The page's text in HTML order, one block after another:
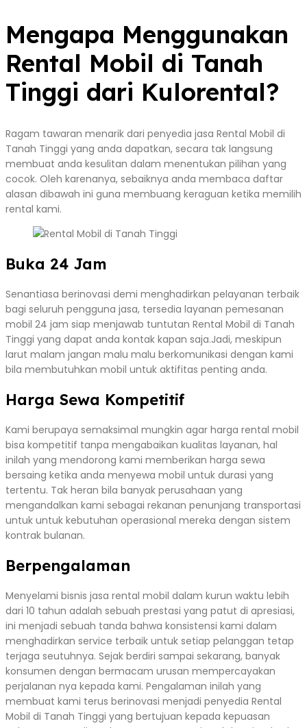
Mengapa Menggunakan
Rental Mobil di Tanah
Tinggi dari Kulorental?
Ragam tawaran menarik dari penyedia jasa Rental Mobil di
Tanah Tinggi yang anda dapatkan, secara tak langsung
membuat anda kesulitan dalam menentukan pilihan yang
cocok. Oleh karenanya, sebaiknya anda membaca daftar
alasan dibawah ini guna membuang keraguan ketika memilih
rental kami.
Buka 24 Jam
Senantiasa berinovasi demi menghadirkan pelayanan terbaik
bagi seluruh pengguna jasa, tersedia layanan pemesanan
mobil 24 jam siap menjawab tuntutan Rental Mobil di Tanah
Tinggi yang dapat anda kontak kapan saja.Jadi, meskipun
larut malam jangan malu malu berkomunikasi dengan kami
bila membutuhkan mobil untuk aktifitas penting anda.
Harga Sewa Kompetitif
Kami berupaya semaksimal mungkin agar harga rental mobil
bisa kompetitif tanpa mengabaikan kualitas layanan, hal
inilah yang mendorong kami memberikan harga sewa
bersaing ketika anda menyewa mobil untuk durasi yang
tertentu. Tak heran bila banyak perusahaan yang
mengandalkan kami sebagai rekanan penunjang transportasi
untuk untuk kebutuhan operasional mereka dengan sistem
kontrak bulanan.
Berpengalaman
Menyelami bisnis jasa rental mobil dalam kurun waktu lebih
dari 10 tahun adalah sebuah prestasi yang patut di apresiasi,
ini menjadi sebuah tanda bahwa konsistensi kami dalam
menghadirkan service terbaik untuk setiap pelanggan tetap
terjaga seutuhnya. Sejak berdiri sampai sekarang, banyak
konsumen dengan bermacam urusan mempercayakan
perjalanan nya kepada kami. Pengalaman inilah yang
membuat kami terus berinovasi menjadi penyedia Rental
Mobil di Tanah Tinggi yang bertujuan kepada kepuasan